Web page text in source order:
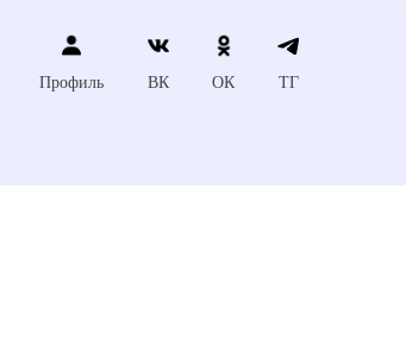
Профиль ВК ОК ТГ